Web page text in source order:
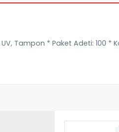
Tampon * Paket Adeti: 100 *